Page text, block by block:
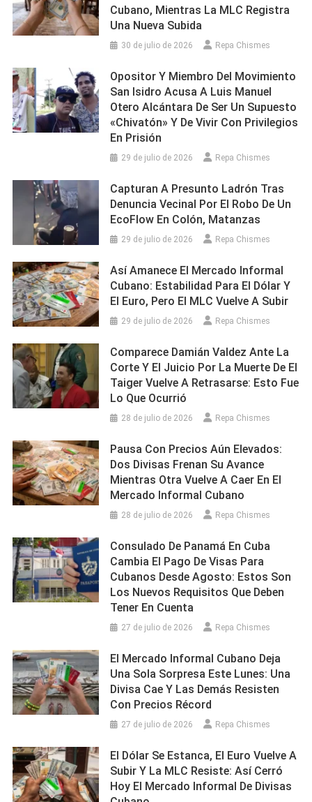
Cubano, Mientras La MLC Registra
Una Nueva Subida
30 de julio de 2026 Repa Chismes
Opositor Y Miembro Del Movimiento
San Isidro Acusa A Luis Manuel
Otero Alcántara De Ser Un Supuesto
«chivatón» Y De Vivir Con Privilegios
En Prisión
29 de julio de 2026 Repa Chismes
Capturan A Presunto Ladrón Tras
Denuncia Vecinal Por El Robo De Un
EcoFlow En Colón, Matanzas
29 de julio de 2026 Repa Chismes
Así Amanece El Mercado Informal
Cubano: Estabilidad Para El Dólar Y
El Euro, Pero El MLC Vuelve A Subir
29 de julio de 2026 Repa Chismes
Comparece Damián Valdez Ante La
Corte Y El Juicio Por La Muerte De El
Taiger Vuelve A Retrasarse: Esto Fue
Lo Que Ocurrió
28 de julio de 2026 Repa Chismes
Pausa Con Precios Aún Elevados:
Dos Divisas Frenan Su Avance
Mientras Otra Vuelve A Caer En El
Mercado Informal Cubano
28 de julio de 2026 Repa Chismes
Consulado De Panamá En Cuba
Cambia El Pago De Visas Para
Cubanos Desde Agosto: Estos Son
Los Nuevos Requisitos Que Deben
Tener En Cuenta
27 de julio de 2026 Repa Chismes
El Mercado Informal Cubano Deja
Una Sola Sorpresa Este Lunes: Una
Divisa Cae Y Las Demás Resisten
Con Precios Récord
27 de julio de 2026 Repa Chismes
El Dólar Se Estanca, El Euro Vuelve A
Subir Y La MLC Resiste: Así Cerró
Hoy El Mercado Informal De Divisas